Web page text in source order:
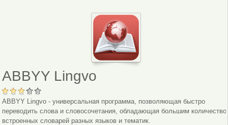
ABBYY Lingvo
ABBYY Lingvo - универсальная программа, позволяющая быстро
переводить слова и словосочетания, обладающая большим
встроенных словарей разных языков и тематик.